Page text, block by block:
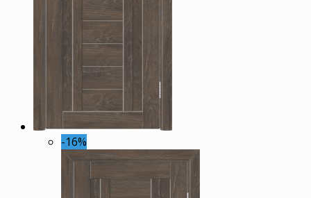
Размер 1,9x0,55
Размер 1,9x0,60
Размер 2,0x0,60
Размер 2,0x0,80
(1636)
Размер 2,0x0,90
(1636)
Размер на заказ
(1636)
Материал
ПВХ пленка(1047)
Финиш пленка
(420)
-16%